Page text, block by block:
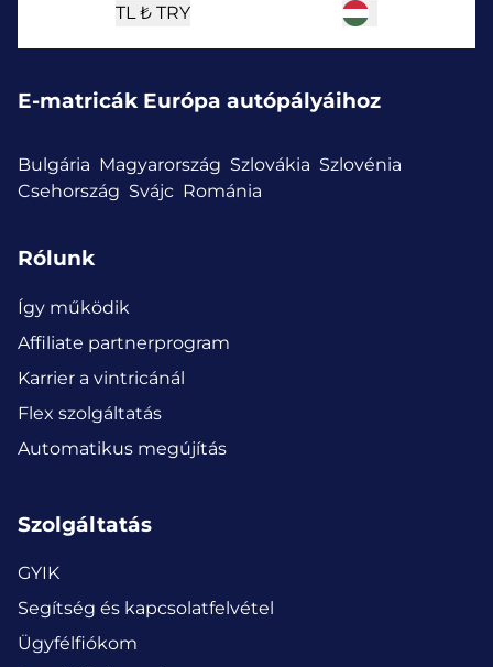
TL ₺ TRY
E-matricák Európa autópályáihoz
Bulgária Magyarország Szlovákia Szlovénia
Csehország Svájc Románia
Rólunk
Így működik
Affiliate partnerprogram
Karrier a vintricánál
Flex szolgáltatás
Automatikus megújítás
Szolgáltatás
GYIK
Segítség és kapcsolatfelvétel
Ügyfélfiókom